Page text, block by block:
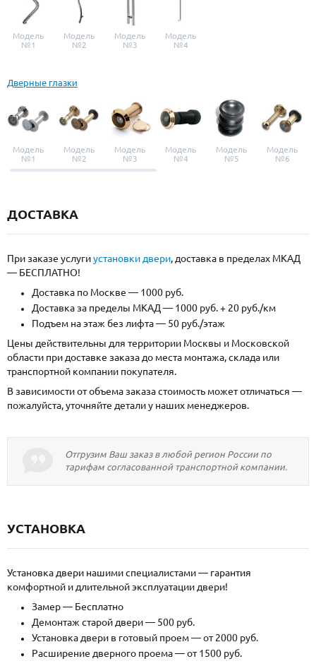
Модель
№1
Модель
№2
Модель
№3
Модель
№4
Дверные глазки
Модель
№1
Модель
№2
Модель
№3
Модель
№4
Модель
№5
Модель
№6
ДОСТАВКА
При заказе услугиустановки двери, доставка в пределах МКАД
— БЕСПЛАТНО!
Доставка по Москве — 1000 руб.
Доставка за пределы МКАД — 1000 руб. + 20 руб./км
Подъем на этаж без лифта — 50 руб./этаж
Цены действительны для территории Москвы и Московской
области при доставке заказа до места монтажа, склада или
транспортной компании покупателя.
В зависимости от объема заказа стоимость может отличаться —
пожалуйста, уточняйте детали у наших менеджеров.
Отгрузим Ваш заказ в любой регион России по
тарифам согласованной транспортной компании.
УСТАНОВКА
Установка двери нашими специалистами — гарантия
комфортной и длительной эксплуатации двери!
Замер — Бесплатно
Демонтаж старой двери — 500 руб.
Установка двери в готовый проем — от 2000 руб.
Расширение дверного проема — от 1500 руб.